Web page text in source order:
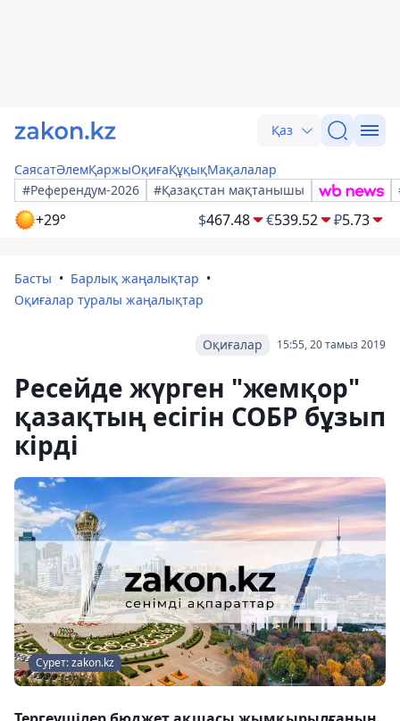
Қаз
СаясатӘлемҚаржыОқиғаҚұқықМақалалар
#Референдум-2026
#Қазақстан мақтанышы
+29° $467.48 €539.52 ₽5.73
Басты
Барлық жаңалықтар
Оқиғалар туралы жаңалықтар
15:55, 20 тамыз 2019
Оқиғалар
Ресейде жүрген "жемқор"
қазақтың есігін СОБР бұзып
кірді
Сурет: zakon.kz